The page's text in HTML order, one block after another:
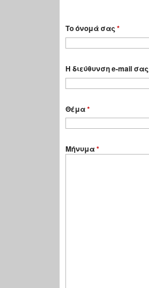
Το όνομά σας*
Η διεύθυνση e-mail σας
Θέμα*
Μήνυμα*